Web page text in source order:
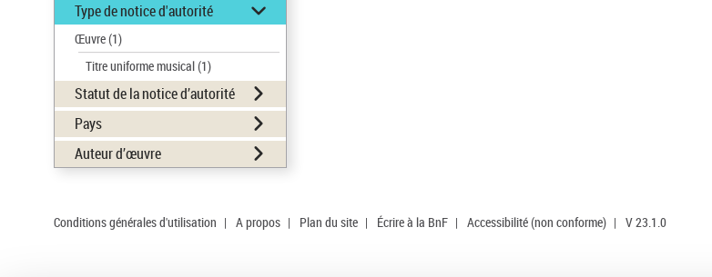
Type de notice d'autorité
Œuvre(1)
Titre uniforme musical(1)
Statut de la notice d’autorité
Pays
Auteur d’œuvre
Conditions générales d'utilisation | A propos | Plan du site | Écrire à la BnF | Accessibilité (non conforme) | V 23.1.0